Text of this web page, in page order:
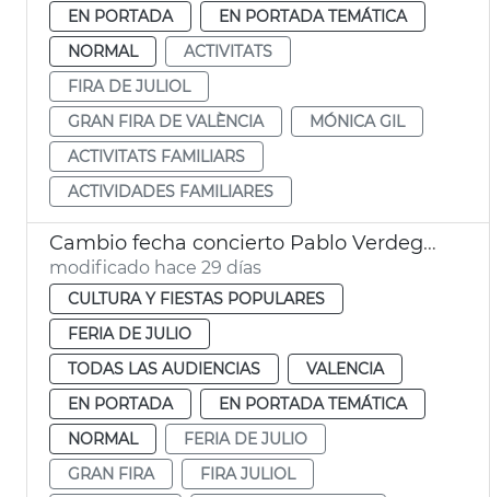
EN PORTADA
EN PORTADA TEMÁTICA
NORMAL
ACTIVITATS
FIRA DE JULIOL
GRAN FIRA DE VALÈNCIA
MÓNICA GIL
ACTIVITATS FAMILIARS
ACTIVIDADES FAMILIARES
Cambio fecha concierto Pablo Verdeguer Fira València
modificado hace 29 días
CULTURA Y FIESTAS POPULARES
FERIA DE JULIO
TODAS LAS AUDIENCIAS
VALENCIA
EN PORTADA
EN PORTADA TEMÁTICA
NORMAL
FERIA DE JULIO
GRAN FIRA
FIRA JULIOL